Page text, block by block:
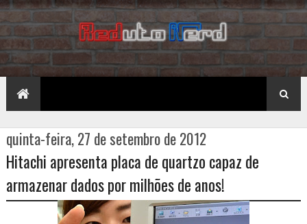
quinta-feira, 27 de setembro de 2012
Hitachi apresenta placa de quartzo capaz de
armazenar dados por milhões de anos!